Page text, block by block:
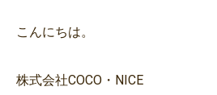
こんにちは。
株式会社COCO・NICE